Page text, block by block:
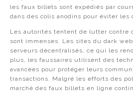
les faux billets sont expédiés par
dans des colis anodins pour éviter les
Les autorités tentent de lutter contre
sont immenses. Les sites du dark
serveurs décentralisés, ce qui les
plus, les faussaires utilisent des
avancées pour protéger leurs
transactions. Malgré les efforts des
marché des faux billets en ligne